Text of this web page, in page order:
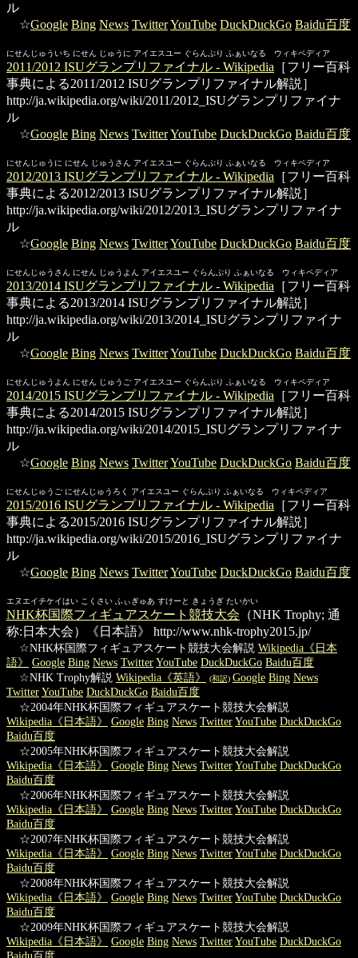
ル
☆Google Bing News TwitterYouTube DuckDuckGo Baidu百度
にせんじゅういち にせん じゅうに アイエスユー ぐらんぷり ふぁいなる ウィキペディア
2011/2012 ISUグランプリファイナル - Wikipedia ［フリー百科
事典による2011/2012 ISUグランプリファイナル解説］
http://ja.wikipedia.org/wiki/2011/2012_ISUグランプリファイナ
ル
☆Google Bing News TwitterYouTube DuckDuckGo Baidu百度
にせんじゅうに にせん じゅうさん アイエスユー ぐらんぷり ふぁいなる ウィキペディア
2012/2013 ISUグランプリファイナル - Wikipedia ［フリー百科
事典による2012/2013 ISUグランプリファイナル解説］
http://ja.wikipedia.org/wiki/2012/2013_ISUグランプリファイナ
ル
☆Google Bing News TwitterYouTube DuckDuckGo Baidu百度
にせんじゅうさん にせん じゅうよん アイエスユー ぐらんぷり ふぁいなる ウィキペディア
2013/2014 ISUグランプリファイナル - Wikipedia ［フリー百科
事典による2013/2014 ISUグランプリファイナル解説］
http://ja.wikipedia.org/wiki/2013/2014_ISUグランプリファイナ
ル
☆Google Bing News TwitterYouTube DuckDuckGo Baidu百度
にせんじゅうよん にせん じゅうご アイエスユー ぐらんぷり ふぁいなる ウィキペディア
2014/2015 ISUグランプリファイナル - Wikipedia ［フリー百科
事典による2014/2015 ISUグランプリファイナル解説］
http://ja.wikipedia.org/wiki/2014/2015_ISUグランプリファイナ
ル
☆Google Bing News TwitterYouTube DuckDuckGo Baidu百度
にせんじゅうご にせんじゅうろく アイエスユー ぐらんぷり ふぁいなる ウィキペディア
2015/2016 ISUグランプリファイナル - Wikipedia ［フリー百科
事典による2015/2016 ISUグランプリファイナル解説］
http://ja.wikipedia.org/wiki/2015/2016_ISUグランプリファイナ
ル
☆Google Bing News TwitterYouTube DuckDuckGo Baidu百度
エヌエイチケイはい こくさい ふぃぎゅあ すけーと きょうぎ たいかい
NHK杯国際フィギュアスケート競技大会 （NHK Trophy; 通
称:日本大会）《日本語》
http://www.nhk-trophy2015.jp/
☆NHK杯国際フィギュアスケート競技大会解説 Wikipedia《日本
語》
Google Bing News Twitter YouTube DuckDuckGo Baidu百度
☆NHK Trophy解説 Wikipedia《英語》 (和訳) Google Bing News
Twitter YouTube DuckDuckGo Baidu百度
☆2004年NHK杯国際フィギュアスケート競技大会解説
Wikipedia《日本語》
Google Bing News Twitter YouTube DuckDuckGo
Baidu百度
☆2005年NHK杯国際フィギュアスケート競技大会解説
Wikipedia《日本語》
Google Bing News Twitter YouTube DuckDuckGo
Baidu百度
☆2006年NHK杯国際フィギュアスケート競技大会解説
Wikipedia《日本語》
Google Bing News Twitter YouTube DuckDuckGo
Baidu百度
☆2007年NHK杯国際フィギュアスケート競技大会解説
Wikipedia《日本語》
Google Bing News Twitter YouTube DuckDuckGo
Baidu百度
☆2008年NHK杯国際フィギュアスケート競技大会解説
Wikipedia《日本語》
Google Bing News Twitter YouTube DuckDuckGo
Baidu百度
☆2009年NHK杯国際フィギュアスケート競技大会解説
Wikipedia《日本語》
Google Bing News Twitter YouTube DuckDuckGo